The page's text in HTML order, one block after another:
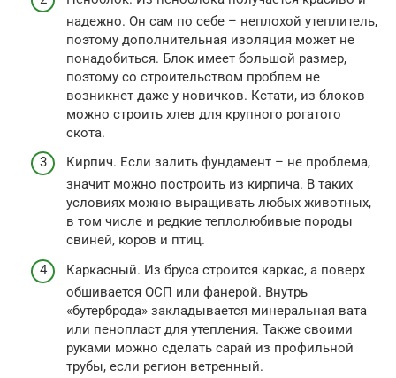
надежно. Он сам по себе – неплохой утеплитель,
поэтому дополнительная изоляция может не
понадобиться. Блок имеет большой размер,
поэтому со строительством проблем не
возникнет даже у новичков. Кстати, из блоков
можно строить хлев для крупного рогатого
скота.
Кирпич. Если залить фундамент – не проблема,
значит можно построить из кирпича. В таких
условиях можно выращивать любых животных,
в том числе и редкие теплолюбивые породы
свиней, коров и птиц.
Каркасный. Из бруса строится каркас, а поверх
обшивается ОСП или фанерой. Внутрь
«бутерброда» закладывается минеральная вата
или пенопласт для утепления. Также своими
руками можно сделать сарай из профильной
трубы, если регион ветренный.